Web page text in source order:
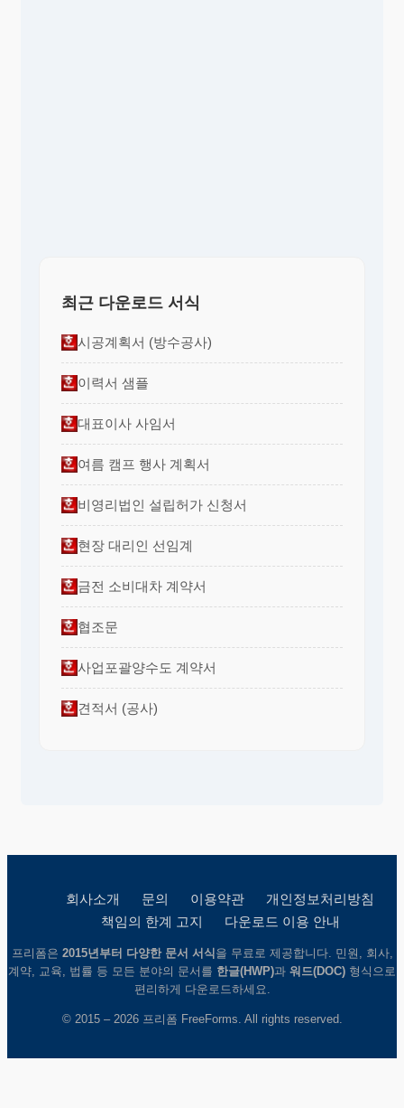
최근 다운로드 서식
시공계획서 (방수공사)
이력서 샘플
대표이사 사임서
여름 캠프 행사 계획서
비영리법인 설립허가 신청서
현장 대리인 선임계
금전 소비대차 계약서
협조문
사업포괄양수도 계약서
견적서 (공사)
회사소개 문의 이용약관
개인정보처리방침
책임의 한계 고지
다운로드 이용 안내
프리폼은 2015년부터 다양한 문서 서식 을 무료로 제공합니다. 민원, 회사,
계약, 교육, 법률 등 모든 분야의 문서를 한글(HWP)과 워드(DOC) 형식으로
편리하게 다운로드하세요.
© 2015 – 2026 프리폼 FreeForms. All rights reserved.